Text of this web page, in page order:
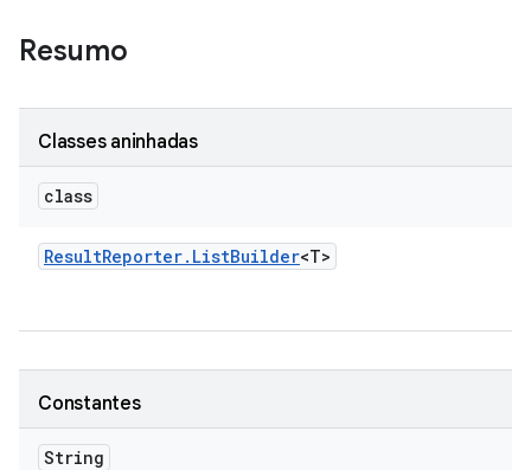
Resumo
Classes aninhadas
class
ResultReporter. ListBuilder<T>
Constantes
String